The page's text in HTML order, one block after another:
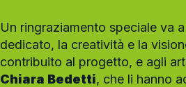
Un ringraziamento speciale va
dedicato, la creatività e la
contribuito al progetto, e agli
Chiara Bedetti, che li hanno